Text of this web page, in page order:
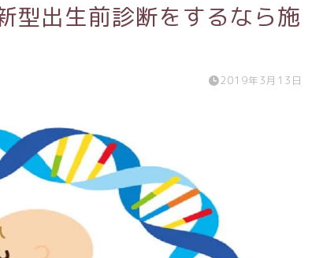
型出生前診断をするなら施
2019年3月13日